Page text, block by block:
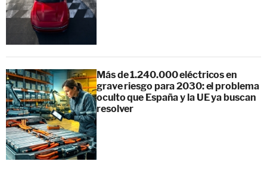
Más de 1.240.000 eléctricos en
grave riesgo para 2030: el problema
oculto que España y la UE ya buscan
resolver